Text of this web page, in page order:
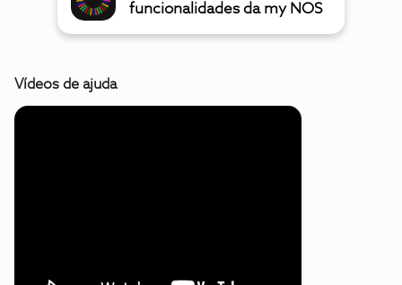
funcionalidades da my NOS
Vídeos de ajuda